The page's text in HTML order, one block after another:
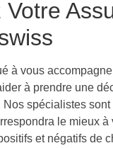
à vous
à prendre une
Nos spécialistes
le mieux à
et négatifs de